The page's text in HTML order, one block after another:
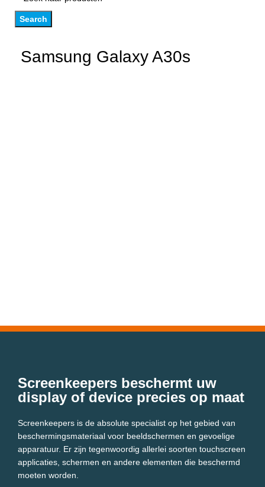
Search
Samsung Galaxy A30s
Screenkeepers beschermt uw
display of device precies op maat
Screenkeepers is de absolute specialist op het gebied van
beschermingsmateriaal voor beeldschermen en gevoelige
apparatuur. Er zijn tegenwoordig allerlei soorten touchscreen
applicaties, schermen en andere elementen die beschermd
moeten worden.